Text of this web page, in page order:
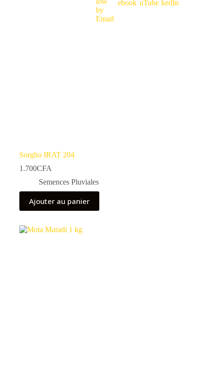
Sorgho IRAT 204
1.700CFA
Semences Pluviales
Ajouter au panier